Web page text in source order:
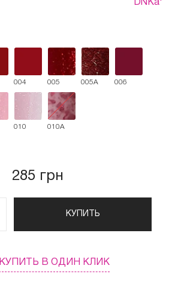
DNKa'
004 005 005A 006
010 010A
285 грн
КУПИТЬ
КУПИТЬ В ОДИН КЛИК